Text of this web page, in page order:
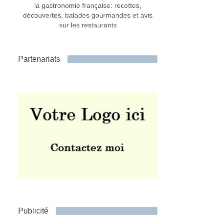
la gastronomie française: recettes,
découvertes, balades gourmandes et avis
sur les restaurants
Partenariats
Publicité